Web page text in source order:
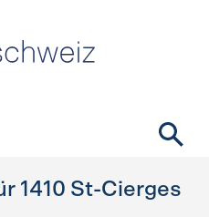
1410 St-Cierges